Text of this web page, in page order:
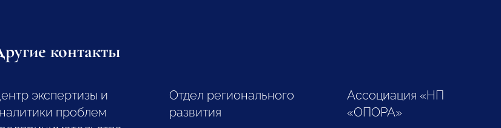
контакты
экспертизы и
проблем
Отдел регионального
развития
Ассоциация «НП
«ОПОРА»